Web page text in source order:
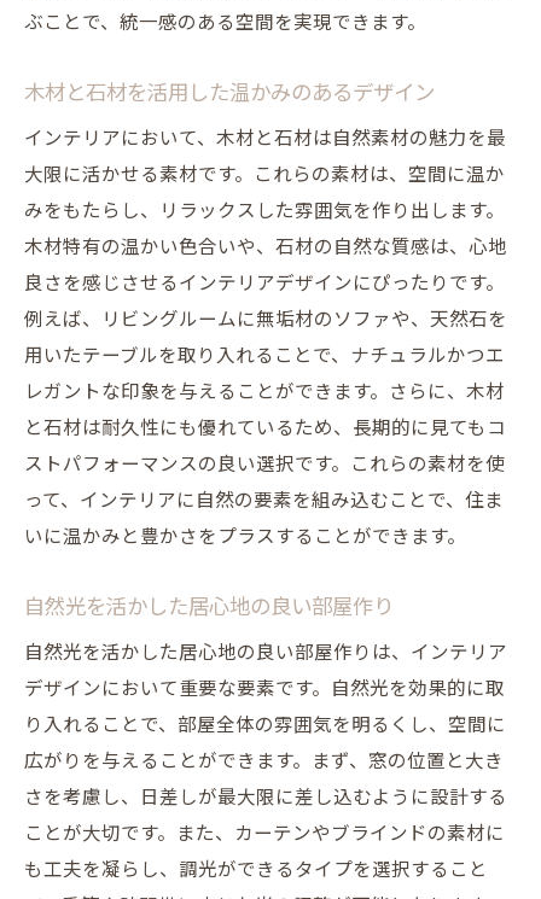
エコデザインで快適さと持続可能性を両立
エコフレンドリーな家電で省エネ生活
インテリア空間に新たな命を吹き込むトレンド
の活用法
トレンドカラーで部屋を明るく変身させる
モダンアートでインテリアに活力を
トレンドの家具でリビングを刷新
最新テクノロジーを駆使したインテリア
音楽とインテリアのコラボで空間を楽しく
を楽しむ
パーソナルアートで部屋に個性を
好きな色を基調としたコーディネート
写真や記念品で思い出をインテリアに
手作りアイテムで温かみのある空間を演出
趣味を反映したユニークな空間作り
家族の絆を感じるインテリアの工夫
ぶことで、統一感のある空間を実現できます。
木材と石材を活用した温かみのあるデザイン
インテリアにおいて、木材と石材は自然素材の魅力を最
大限に活かせる素材です。これらの素材は、空間に温か
みをもたらし、リラックスした雰囲気を作り出します。
木材特有の温かい色合いや、石材の自然な質感は、心地
良さを感じさせるインテリアデザインにぴったりです。
例えば、リビングルームに無垢材のソファや、天然石を
用いたテーブルを取り入れることで、ナチュラルかつエ
レガントな印象を与えることができます。さらに、木材
と石材は耐久性にも優れているため、長期的に見てもコ
ストパフォーマンスの良い選択です。これらの素材を使
って、インテリアに自然の要素を組み込むことで、住ま
いに温かみと豊かさをプラスすることができます。
自然光を活かした居心地の良い部屋作り
自然光を活かした居心地の良い部屋作りは、インテリア
デザインにおいて重要な要素です。自然光を効果的に取
り入れることで、部屋全体の雰囲気を明るくし、空間に
広がりを与えることができます。まず、窓の位置と大き
さを考慮し、日差しが最大限に差し込むように設計する
ことが大切です。また、カーテンやブラインドの素材に
も工夫を凝らし、調光ができるタイプを選択すること